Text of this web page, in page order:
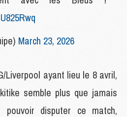
March 23, 2026
Liverpool ayant lieu le 8 avril,
semble plus que jamais
disputer ce match,